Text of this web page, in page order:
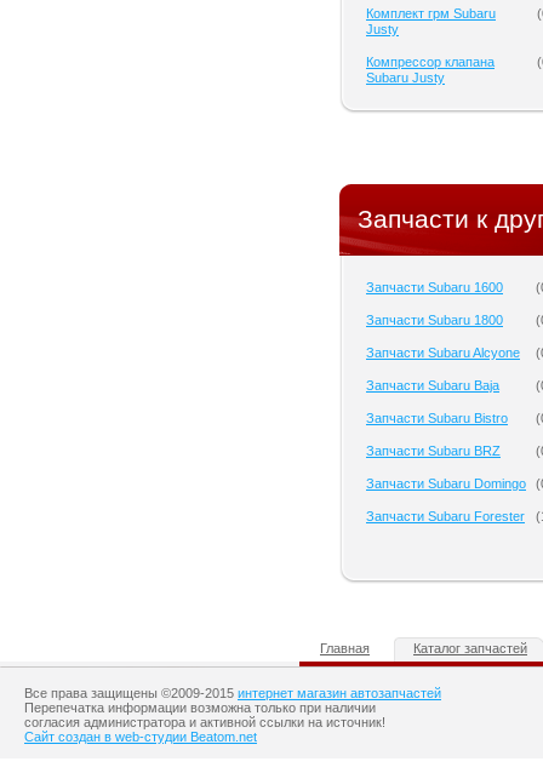
Комплект грм Subaru
Justy
(
Компрессор клапана
Subaru Justy
(
Запчасти к
Запчасти Subaru 1600 (
Запчасти Subaru 1800 (
Запчасти Subaru Alcyone (
Запчасти Subaru Baja (
Запчасти Subaru Bistro (
Запчасти Subaru BRZ (
Запчасти Subaru Domingo (
Запчасти Subaru Forester (
Главная Каталог запчастей
Все права защищены ©2009-2015 интернет магазин автозапчастей
Перепечатка информации возможна только при наличии
согласия администратора и активной ссылки на источник!
Сайт создан в web-студии Beatom.net